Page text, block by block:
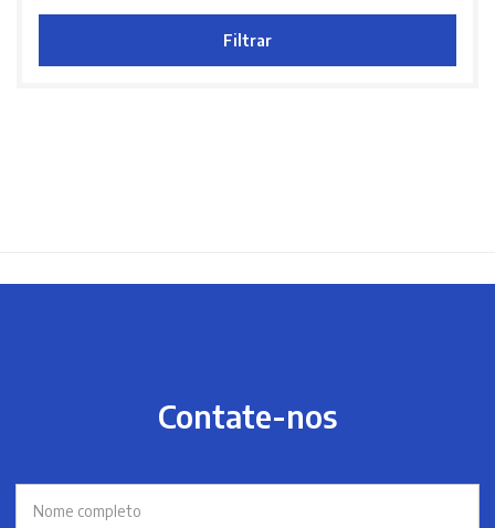
Filtrar
Contate-nos